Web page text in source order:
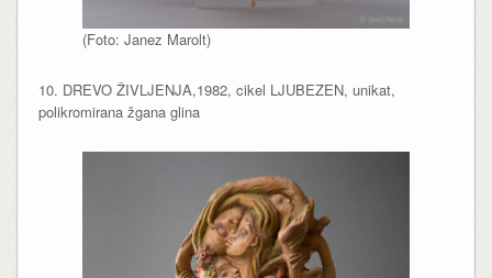
(Foto: Janez Marolt)
10. DREVO ŽIVLJENJA,1982, cikel LJUBEZEN, unikat,
polikromirana žgana glina